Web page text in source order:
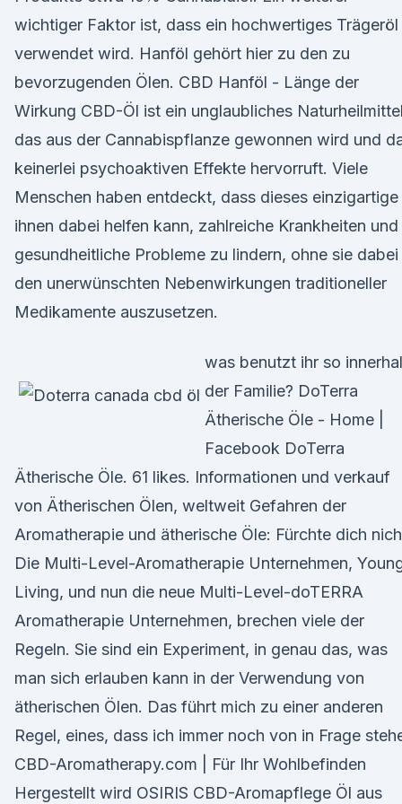
wichtiger Faktor ist, dass ein hochwertiges Trägeröl
verwendet wird. Hanföl gehört hier zu den zu
bevorzugenden Ölen. CBD Hanföl - Länge der
Wirkung CBD-Öl ist ein unglaubliches
das aus der Cannabispflanze gewonnen wird und
keinerlei psychoaktiven Effekte hervorruft. Viele
Menschen haben entdeckt, dass dieses einzigartige
ihnen dabei helfen kann, zahlreiche Krankheiten und
gesundheitliche Probleme zu lindern, ohne sie dabei
den unerwünschten Nebenwirkungen traditioneller
Medikamente auszusetzen.
was benutzt ihr so
der Familie? DoTerra
Ätherische Öle - Home |
Facebook DoTerra
Ätherische Öle. 61 likes. Informationen und verkauf
von Ätherischen Ölen, weltweit Gefahren der
Aromatherapie und ätherische Öle: Fürchte dich
Die Multi-Level-Aromatherapie Unternehmen,
Living, und nun die neue Multi-Level-doTERRA
Aromatherapie Unternehmen, brechen viele der
Regeln. Sie sind ein Experiment, in genau das, was
man sich erlauben kann in der Verwendung von
ätherischen Ölen. Das führt mich zu einer anderen
Regel, eines, dass ich immer noch von in Frage
CBD-Aromatherapy.com | Für Ihr Wohlbefinden
Hergestellt wird OSIRIS CBD-Aromapflege Öl aus